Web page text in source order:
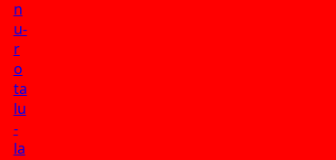
n
u-
r
o
ta
lu
-
la